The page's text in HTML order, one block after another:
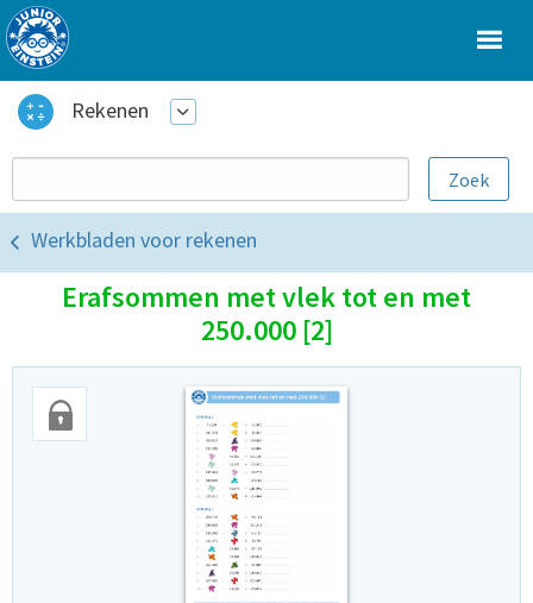
Rekenen
Werkbladen voor rekenen
Erafsommen met vlek tot en met
250.000 [2]